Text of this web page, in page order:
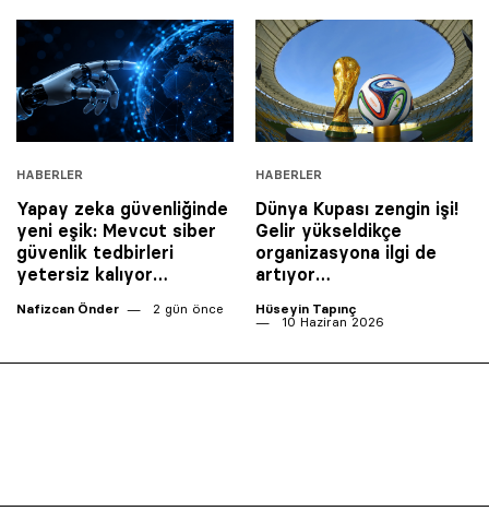
HABERLER
Yapay zeka güvenliğinde
yeni eşik: Mevcut siber
güvenlik tedbirleri
yetersiz kalıyor…
Nafizcan Önder 2 gün önce
HABERLER
Dünya Kupası zengin işi!
Gelir yükseldikçe
organizasyona ilgi de
artıyor…
Hüseyin Tapınç
10 Haziran 2026